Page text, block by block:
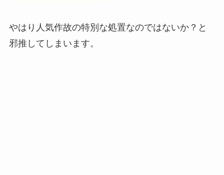
やはり人気作故の特別な処置なのではないか？と
邪推してしまいます。